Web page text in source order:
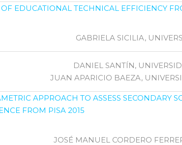
EDUCATIONAL TECHNICAL EFFICIENCY
GABRIELA SICILIA,
DANIEL SANTÍN,
JUAN APARICIO BAEZA,
APPROACH TO ASSESS SECONDARY
FROM PISA 2015
JOSÉ MANUEL CORDERO